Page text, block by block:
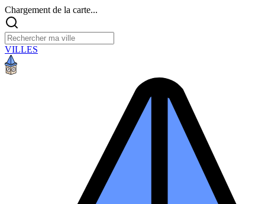
Chargement de la carte...
VILLES